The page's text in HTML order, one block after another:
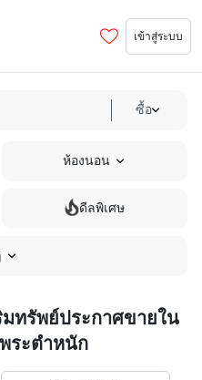
เข้าสู่ระบบ
ซื้อ
ห้องนอน
ดีลพิเศษ
ทรัพย์ประกาศขายใน
ระตำหนัก